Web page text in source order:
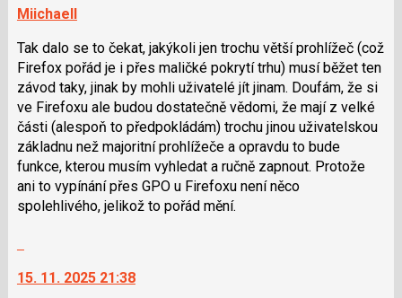
nový
navigaci
použít
i
klávesy
N
pro
následující
a
P
pro
Miichaell
Tak dalo se to čekat, jakýkoli jen trochu větší prohlížeč (což
Firefox pořád je i přes maličké pokrytí trhu) musí běžet ten
závod taky, jinak by mohli uživatelé jít jinam. Doufám, že si
ve Firefoxu ale budou dostatečně vědomi, že mají z velké
části (alespoň to předpokládám) trochu jinou uživatelskou
základnu než majoritní prohlížeče a opravdu to bude
funkce, kterou musím vyhledat a ručně zapnout. Protože
ani to vypínání přes GPO u Firefoxu není něco
spolehlivého, jelikož to pořád mění.
další
15. 11. 2025 21:38